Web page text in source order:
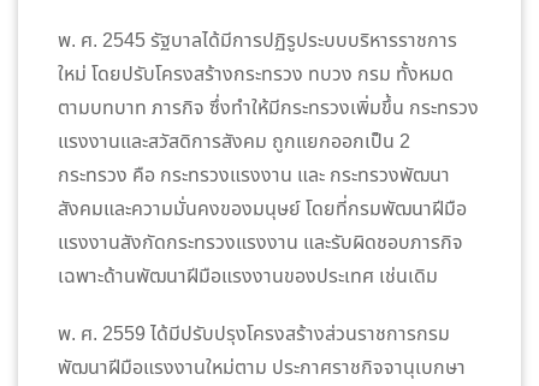
พ. ศ. 2545 รัฐบาลได้มีการปฏิรูประบบบริหารราชการ
ใหม่ โดยปรับโครงสร้างกระทรวง ทบวง กรม ทั้งหมด
ตามบทบาท ภารกิจ ซึ่งทำให้มีกระทรวงเพิ่มขึ้น กระทรวง
แรงงานและสวัสดิการสังคม ถูกแยกออกเป็น 2
กระทรวง คือ กระทรวงแรงงาน และ กระทรวงพัฒนา
สังคมและความมั่นคงของมนุษย์ โดยที่กรมพัฒนาฝีมือ
แรงงานสังกัดกระทรวงแรงงาน และรับผิดชอบภารกิจ
เฉพาะด้านพัฒนาฝีมือแรงงานของประเทศ เช่นเดิม
พ. ศ. 2559 ได้มีปรับปรุงโครงสร้างส่วนราชการกรม
พัฒนาฝีมือแรงงานใหม่ตาม ประกาศราชกิจจานุเบกษา